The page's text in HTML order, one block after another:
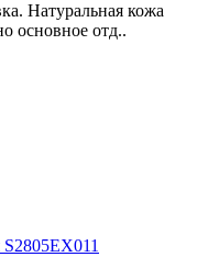
Натуральная кожа
основное отд..